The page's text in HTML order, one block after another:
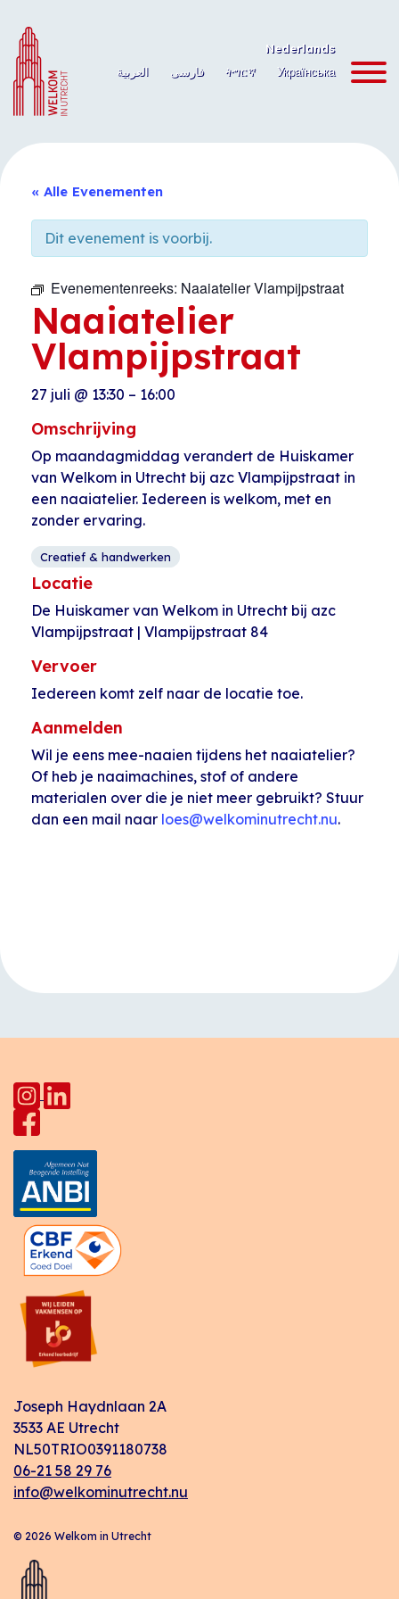
naar
de
inhoud
Nederlands
العربية
فارسی ትግርኛ Українська
« Alle Evenementen
Dit evenement is voorbij.
Evenementenreeks: Naaiatelier Vlampijpstraat
Naaiatelier
Vlampijpstraat
27 juli @ 13:30 – 16:00
Omschrijving
Op maandagmiddag verandert de Huiskamer
van Welkom in Utrecht bij azc Vlampijpstraat in
een naaiatelier. Iedereen is welkom, met en
zonder ervaring.
Creatief & handwerken
Locatie
De Huiskamer van Welkom in Utrecht bij azc
Vlampijpstraat | Vlampijpstraat 84
Vervoer
Iedereen komt zelf naar de locatie toe.
Aanmelden
Wil je eens mee-naaien tijdens het naaiatelier?
Of heb je naaimachines, stof of andere
materialen over die je niet meer gebruikt? Stuur
dan een mail naar loes@welkominutrecht.nu.
Joseph Haydnlaan 2A
3533 AE Utrecht
NL50TRIO0391180738
06-21 58 29 76
info@welkominutrecht.nu
© 2026 Welkom in Utrecht